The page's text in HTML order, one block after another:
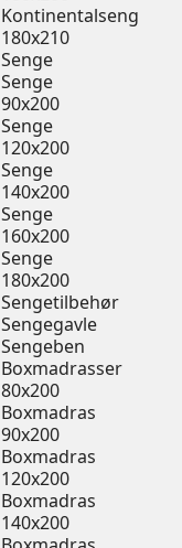
Kontinentalseng
180x210
Senge
Senge
90x200
Senge
120x200
Senge
140x200
Senge
160x200
Senge
180x200
Sengetilbehør
Sengegavle
Sengeben
Boxmadrasser
80x200
Boxmadras
90x200
Boxmadras
120x200
Boxmadras
140x200